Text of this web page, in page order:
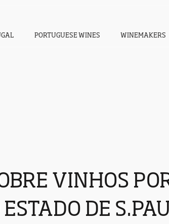
VINHOS
DE
PORTUGUESE WINES WINEMAKERS